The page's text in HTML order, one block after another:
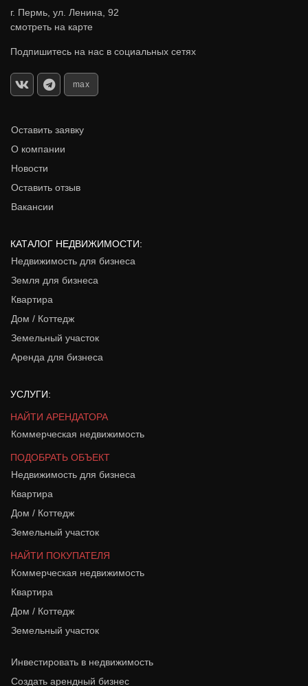
г. Пермь, ул. Ленина, 92
смотреть на карте
Подпишитесь на нас в социальных сетях
max
Оставить заявку
О компании
Новости
Оставить отзыв
Вакансии
КАТАЛОГ НЕДВИЖИМОСТИ:
Недвижимость для бизнеса
Земля для бизнеса
Квартира
Дом / Коттедж
Земельный участок
Аренда для бизнеса
УСЛУГИ:
НАЙТИ АРЕНДАТОРА
Коммерческая недвижимость
ПОДОБРАТЬ ОБЪЕКТ
Недвижимость для бизнеса
Квартира
Дом / Коттедж
Земельный участок
НАЙТИ ПОКУПАТЕЛЯ
Коммерческая недвижимость
Квартира
Дом / Коттедж
Земельный участок
Инвестировать в недвижимость
Создать арендный бизнес